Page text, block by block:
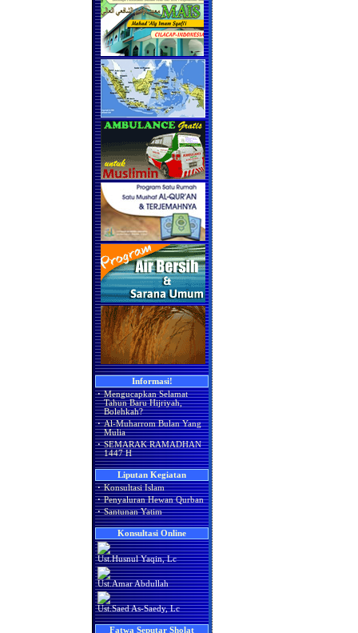
Informasi!
· Mengucapkan Selamat
Tahun Baru Hijriyah,
Bolehkah?
· Al-Muharrom Bulan Yang
Mulia
· SEMARAK RAMADHAN
1447 H
Liputan Kegiatan
· Konsultasi Islam
· Penyaluran Hewan Qurban
· Santunan Yatim
Konsultasi Online
Ust.Husnul Yaqin, Lc
Ust.Amar Abdullah
Ust.Saed As-Saedy, Lc
Fatwa Seputar Sholat